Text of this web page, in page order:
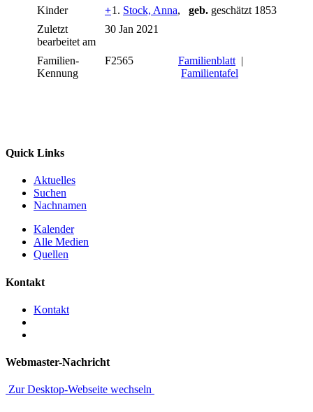
Kinder
+1. Stock, Anna, geb. geschätzt 1853
Zuletzt
bearbeitet am
30 Jan 2021
Familien-
Kennung
F2565 Familienblatt |
Familientafel
Quick Links
Aktuelles
Suchen
Nachnamen
Kalender
Alle Medien
Quellen
Kontakt
Kontakt
Webmaster-Nachricht
Zur Desktop-Webseite wechseln